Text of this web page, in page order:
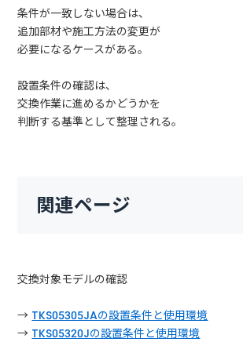
条件が一致しない場合は、
追加部材や施工方法の変更が
必要になるケースがある。
設置条件の確認は、
交換作業に進めるかどうかを
判断する基準として整理される。
関連ページ
交換対象モデルの確認
→ TKS05305JAの設置条件と使用環境
→ TKS05320Jの設置条件と使用環境